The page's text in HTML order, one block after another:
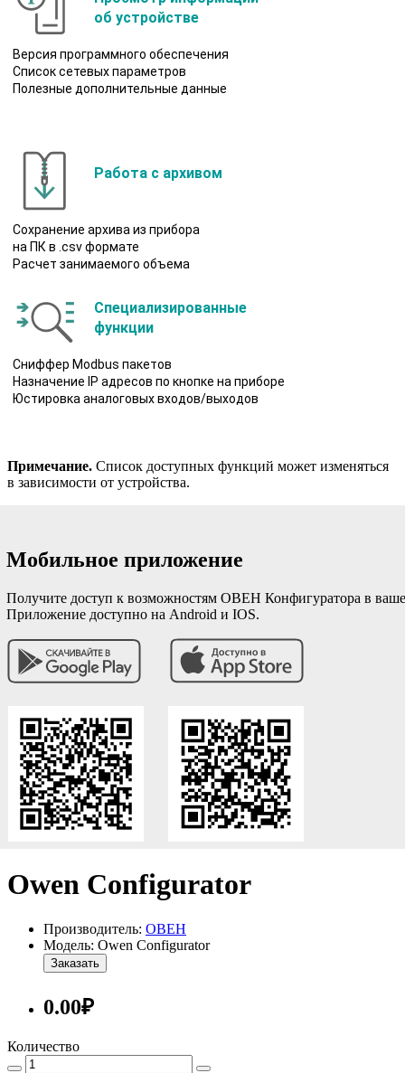
об устройстве
Версия программного обеспечения
Список сетевых параметров
Полезные дополнительные данные
Работа с архивом
Сохранение архива из прибора
на ПК в .csv формате
Расчет занимаемого объема
Специализированные
функции
Сниффер Modbus пакетов
Назначение IP адресов по кнопке на приборе
Юстировка аналоговых входов/выходов
Примечание. Список доступных функций может изменяться
в зависимости от устройства.
Мобильное приложение
Получите доступ к возможностям ОВЕН Конфигуратора в
Приложение доступно на Android и IOS.
Owen Configurator
Производитель: ОВЕН
Модель: Owen Configurator
Заказать
0.00₽
Количество